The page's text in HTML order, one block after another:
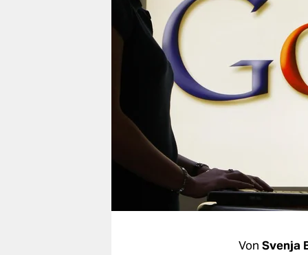
wahrheit
verlag
veranstaltungen
shop
fragen & hilfe
unterstützen
Von Svenja